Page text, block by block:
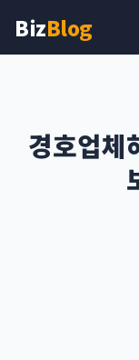
BizBlog
경호업체